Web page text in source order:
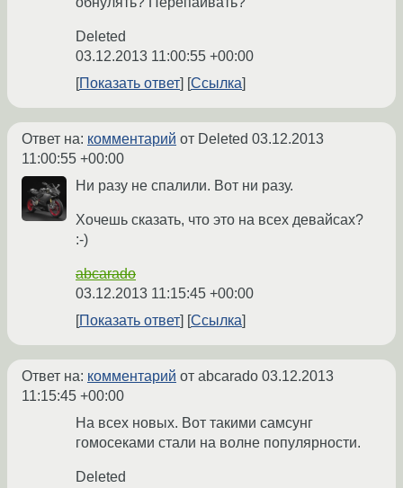
Deleted
03.12.2013 11:00:55 +00:00
Показать ответ
Ссылка
Ответ на: комментарий от Deleted 03.12.2013
11:00:55 +00:00
Ни разу не спалили. Вот ни разу.
Хочешь сказать, что это на всех девайсах?
:-)
abcarado
03.12.2013 11:15:45 +00:00
Показать ответ
Ссылка
Ответ на: комментарий от abcarado 03.12.2013
11:15:45 +00:00
На всех новых. Вот такими самсунг
гомосеками стали на волне популярности.
Deleted